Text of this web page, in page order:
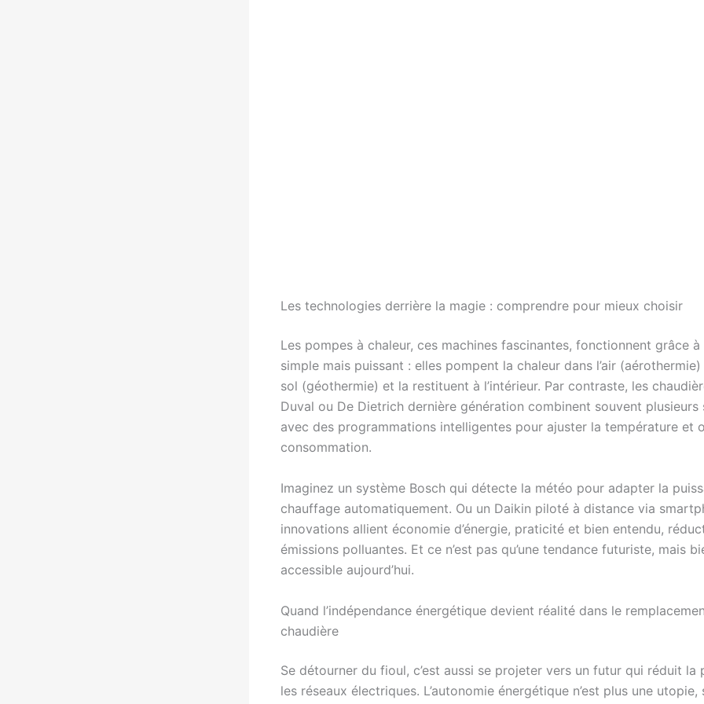
Les technologies derrière la magie : comprendre pour mieux choisir
Les pompes à chaleur, ces machines fascinantes, fonctionnent grâce
simple mais puissant : elles pompent la chaleur dans l’air
sol (géothermie) et la restituent à l’intérieur. Par contraste, les
Duval ou De Dietrich dernière génération combinent souvent plusieurs
avec des programmations intelligentes pour ajuster la température et
consommation.
Imaginez un système Bosch qui détecte la météo pour adapter la
chauffage automatiquement. Ou un Daikin piloté à distance via
innovations allient économie d’énergie, praticité et bien entendu,
émissions polluantes. Et ce n’est pas qu’une tendance futuriste, mais
accessible aujourd’hui.
Quand l’indépendance énergétique devient réalité dans le
chaudière
Se détourner du fioul, c’est aussi se projeter vers un futur qui réduit la
les réseaux électriques. L’autonomie énergétique n’est plus une